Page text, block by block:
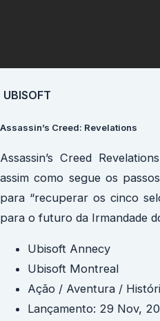
UBISOFT
Assassin’s Creed: Revelations
Assassin’s Creed
assim como segue os
para “recuperar os cinco
para o futuro da Irmandade
Ubisoft Annecy
Ubisoft Montreal
Ação / Aventura /
Lançamento: 29 Nov,